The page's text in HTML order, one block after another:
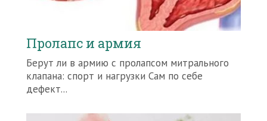
Пролапс и армия
Берут ли в армию с пролапсом митрального
клапана: спорт и нагрузки Сам по себе
дефект...